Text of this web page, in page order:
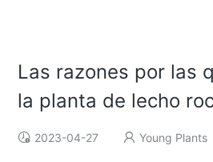
Las razones por las
la planta de lecho
2023-04-27 Young Plants